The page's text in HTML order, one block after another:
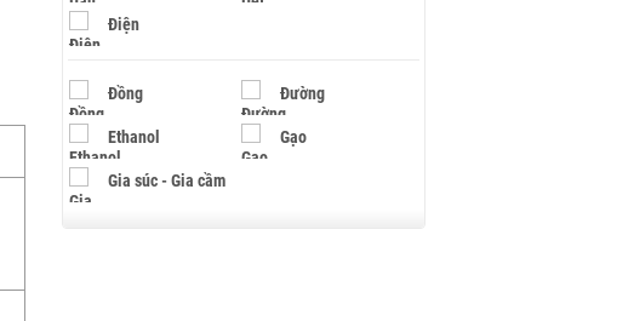
Điện
Đồng Đường
Ethanol Gạo
Gia súc - Gia cầm